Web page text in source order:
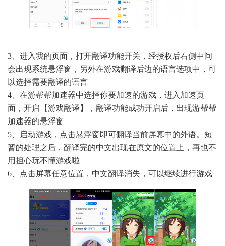
3、进入我的页面，打开翻译功能开关，经授权后右侧中间
会出现系统悬浮窗，另外在游戏翻译后边的语言选项中，可
以选择需要翻译的语言
4、在游帮帮加速器中选择你要加速的游戏，进入加速页
面，开启【游戏翻译】，翻译功能成功开启后，出现游帮帮
加速器的悬浮窗
5、启动游戏，点击悬浮窗即可翻译当前屏幕中的外语。短
暂的处理之后，翻译完的中文出现在原文的位置上，再也不
用担心玩不懂游戏啦
6、点击屏幕任意位置，中文翻译消失，可以继续进行游戏